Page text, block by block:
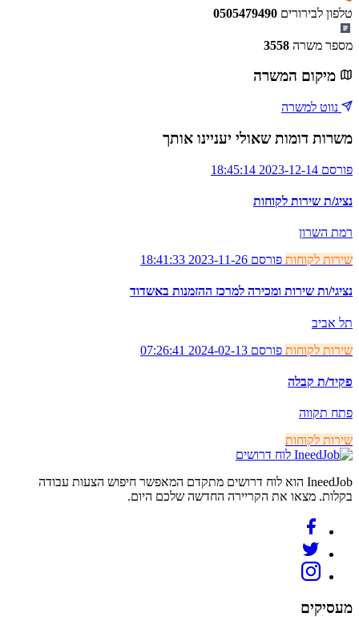
טלפון לבירורים 0505479490
מספר משרה 3558
מיקום המשרה
נווט למשרה
משרות דומות שאולי יעניינו אותך
פורסם 2023-12-14 18:45:14
נציג/ת שירות לקוחות
רמת השרון
שירות לקוחות פורסם 2023-11-26 18:41:33
נציגי/ות שירות ומכירה למרכז ההזמנות באשדוד
תל אביב
שירות לקוחות פורסם 2024-02-13 07:26:41
פקיד/ת קבלה
פתח תקווה
שירות לקוחות
לוח דרושים
IneedJob הוא לוח דרושים מתקדם המאפשר חיפוש הצעות עבודה
בקלות. מצאו את הקריירה החדשה שלכם היום.
מעסיקים